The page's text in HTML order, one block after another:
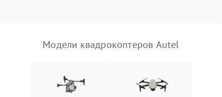
Модели квадрокоптеров Autel